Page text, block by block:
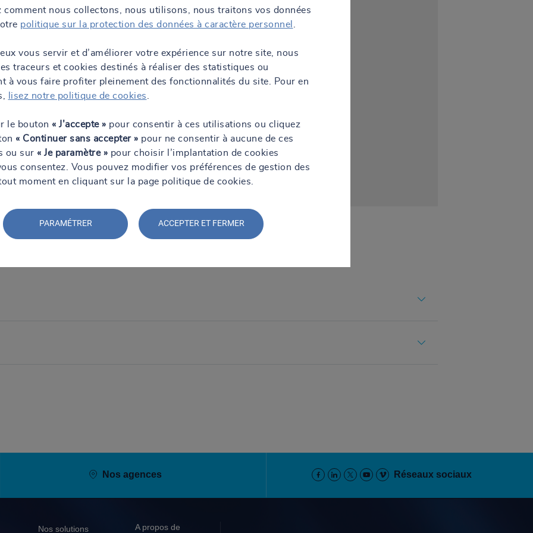
Nos agences Réseaux sociaux
Nos solutions A propos de
comment nous collectons, nous utilisons, nous traitons vos données
politique sur la protection des données à caractère personnel
vous servir et d’améliorer votre expérience sur notre site, nous
traceurs et cookies destinés à réaliser des statistiques ou
à vous faire profiter pleinement des fonctionnalités du site. Pour en
lisez notre politique de cookies
le bouton « J’accepte » pour consentir à ces utilisations ou cliquez
« Continuer sans accepter » pour ne consentir à aucune de ces
ou sur « Je paramètre » pour choisir l’implantation de cookies
consentez. Vous pouvez modifier vos préférences de gestion des
moment en cliquant sur la page politique de cookies.
PARAMÉTRER ACCEPTER ET FERMER